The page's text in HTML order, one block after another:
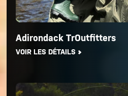
Adirondack TrOutfitters
VOIR LES DÉTAILS